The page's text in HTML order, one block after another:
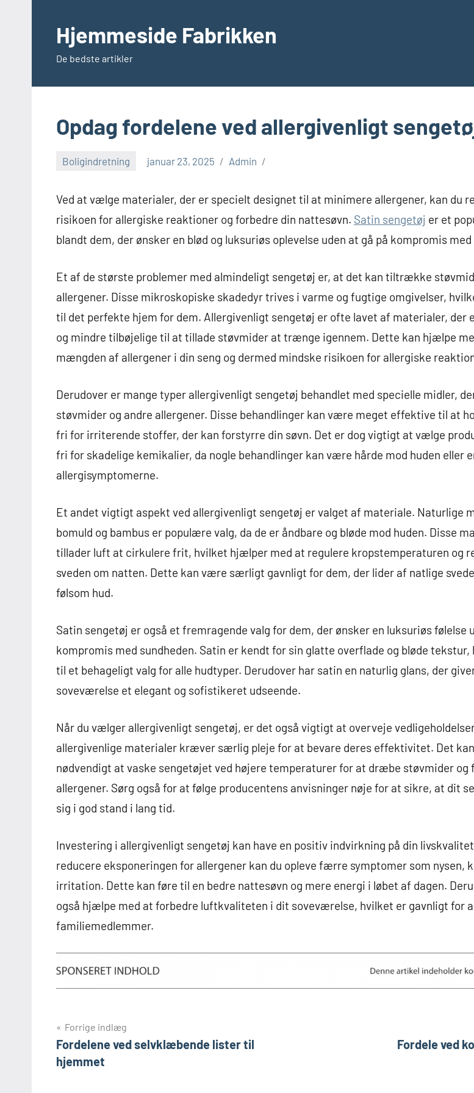
indholdHjemmeside Fabrikken
De bedste artikler
Opdag fordelene ved allergivenligt
Boligindretning januar 23, 2025 Admin
Ved at vælge materialer, der er specielt designet til at minimere allergener, kan du
risikoen for allergiske reaktioner og forbedre din nattesøvn. Satin sengetøj er et
blandt dem, der ønsker en blød og luksuriøs oplevelse uden at gå på kompromis
Et af de største problemer med almindeligt sengetøj er, at det kan tiltrække
allergener. Disse mikroskopiske skadedyr trives i varme og fugtige omgivelser,
til det perfekte hjem for dem. Allergivenligt sengetøj er ofte lavet af materialer,
og mindre tilbøjelige til at tillade støvmider at trænge igennem. Dette kan hjælpe
mængden af allergener i din seng og dermed mindske risikoen for allergiske
Derudover er mange typer allergivenligt sengetøj behandlet med specielle midler,
støvmider og andre allergener. Disse behandlinger kan være meget effektive til at
fri for irriterende stoffer, der kan forstyrre din søvn. Det er dog vigtigt at vælge
fri for skadelige kemikalier, da nogle behandlinger kan være hårde mod huden eller
allergisymptomerne.
Et andet vigtigt aspekt ved allergivenligt sengetøj er valget af materiale. Naturlige
bomuld og bambus er populære valg, da de er åndbare og bløde mod huden. Disse
tillader luft at cirkulere frit, hvilket hjælper med at regulere kropstemperaturen og
sveden om natten. Dette kan være særligt gavnligt for dem, der lider af natlige
følsom hud.
Satin sengetøj er også et fremragende valg for dem, der ønsker en luksuriøs følelse
kompromis med sundheden. Satin er kendt for sin glatte overflade og bløde
til et behageligt valg for alle hudtyper. Derudover har satin en naturlig glans, der
soveværelse et elegant og sofistikeret udseende.
Når du vælger allergivenligt sengetøj, er det også vigtigt at overveje
allergivenlige materialer kræver særlig pleje for at bevare deres effektivitet. Det
nødvendigt at vaske sengetøjet ved højere temperaturer for at dræbe støvmider og
allergener. Sørg også for at følge producentens anvisninger nøje for at sikre, at dit
sig i god stand i lang tid.
Investering i allergivenligt sengetøj kan have en positiv indvirkning på din
reducere eksponeringen for allergener kan du opleve færre symptomer som nysen,
irritation. Dette kan føre til en bedre nattesøvn og mere energi i løbet af dagen.
også hjælpe med at forbedre luftkvaliteten i dit soveværelse, hvilket er gavnligt for
familiemedlemmer.
Indlægsnavigation
Forrige indlæg
Fordelene ved selvklæbende lister til
hjemmet
Fordele ved